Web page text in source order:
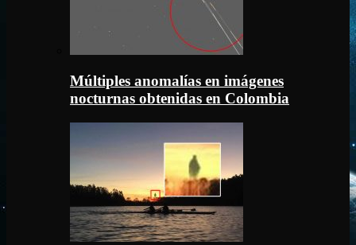
Múltiples anomalías en imágenes
nocturnas obtenidas en Colombia